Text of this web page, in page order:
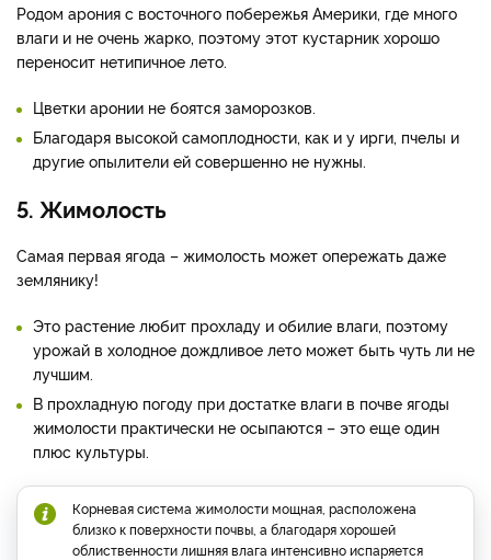
Родом арония с восточного побережья Америки, где много
влаги и не очень жарко, поэтому этот кустарник хорошо
переносит нетипичное лето.
Цветки аронии не боятся заморозков.
Благодаря высокой самоплодности, как и у ирги, пчелы и
другие опылители ей совершенно не нужны.
5. Жимолость
Самая первая ягода – жимолость может опережать даже
землянику!
Это растение любит прохладу и обилие влаги, поэтому
урожай в холодное дождливое лето может быть чуть ли не
лучшим.
В прохладную погоду при достатке влаги в почве ягоды
жимолости практически не осыпаются – это еще один
плюс культуры.
Корневая система жимолости мощная, расположена
близко к поверхности почвы, а благодаря хорошей
облиственности лишняя влага интенсивно испаряется